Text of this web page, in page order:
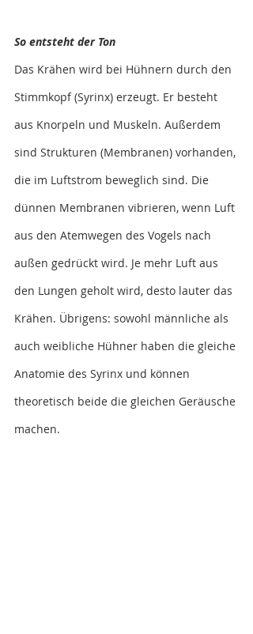
So entsteht der Ton
Das Krähen wird bei Hühnern durch den
Stimmkopf (Syrinx) erzeugt. Er besteht
aus Knorpeln und Muskeln. Außerdem
sind Strukturen (Membranen) vorhanden,
die im Luftstrom beweglich sind. Die
dünnen Membranen vibrieren, wenn Luft
aus den Atemwegen des Vogels nach
außen gedrückt wird. Je mehr Luft aus
den Lungen geholt wird, desto lauter das
Krähen. Übrigens: sowohl männliche als
auch weibliche Hühner haben die gleiche
Anatomie des Syrinx und können
theoretisch beide die gleichen Geräusche
machen.